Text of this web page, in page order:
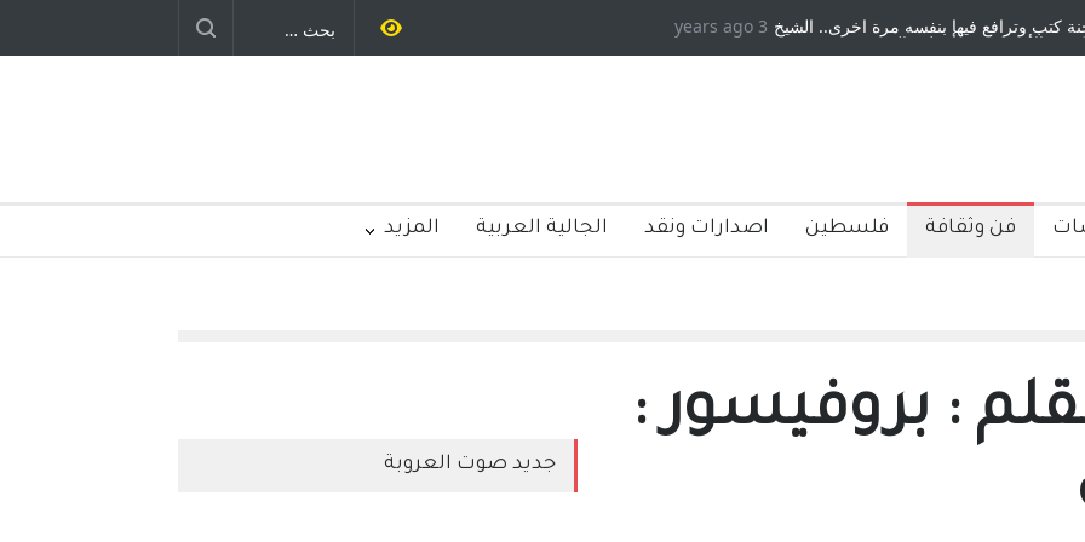
دكريات بغداد ٍ: عاشها وكتبها :وليد رباح – نيوجرسي – الولايات المتحدة
الامريكية
وترافع فيها بنفسه مرة اخرى.. الشيخ
، فأعطوه الجنسية عن يد وهم
صاغرون،
3 years ago
فن وثقافة فلسطين اصدارات ونقد الجالية العربية المزيد
: بروفيسور :
جديد صوت العروبة